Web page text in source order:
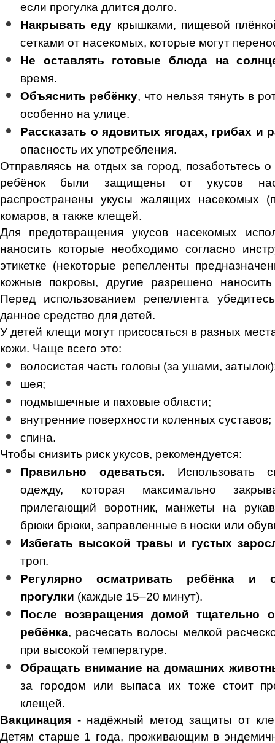
если прогулка длится долго.
Накрывать еду крышками, пищевой
сетками от насекомых, которые могут
Не оставлять готовые блюда на
время.
Объяснить ребёнку, что нельзя тянуть в
особенно на улице.
Рассказать о ядовитых ягодах, грибах и
опасность их употребления.
Отправляясь на отдых за город, позаботьтесь
ребёнок были защищены от укусов
распространены укусы жалящих насекомых
комаров, а также клещей.
Для предотвращения укусов насекомых
наносить которые необходимо согласно
этикетке (некоторые репелленты
кожные покровы, другие разрешено
Перед использованием репеллента
данное средство для детей.
У детей клещи могут присосаться в разных
кожи. Чаще всего это:
волосистая часть головы (за ушами,
шея;
подмышечные и паховые области;
внутренние поверхности коленных суставов;
спина.
Чтобы снизить риск укусов, рекомендуется:
Правильно одеваться. Использовать
одежду, которая максимально
прилегающий воротник, манжеты на
брюки брюки, заправленные в носки или
Избегать высокой травы и густых
троп.
Регулярно осматривать ребёнка
прогулки (каждые 15–20 минут).
После возвращения домой тщательно
ребёнка, расчесать волосы мелкой
при высокой температуре.
Обращать внимание на домашних
за городом или выпаса их тоже стоит
клещей.
Вакцинация - надёжный метод защиты от
Детям старше 1 года, проживающим в